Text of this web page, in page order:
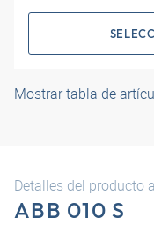
Mostrar tabla de
Detalles del producto a
ABB 010 S